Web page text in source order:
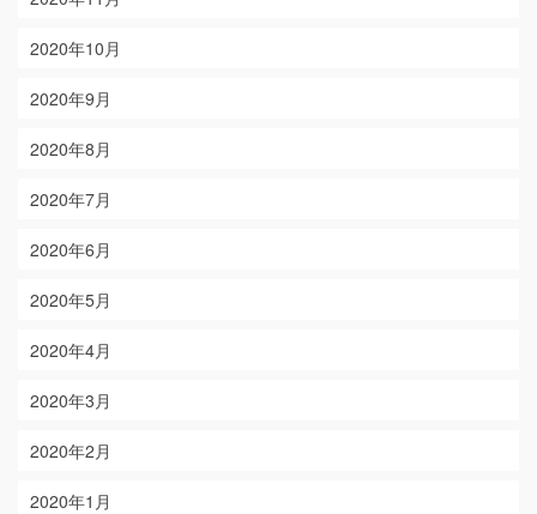
2020年10月
2020年9月
2020年8月
2020年7月
2020年6月
2020年5月
2020年4月
2020年3月
2020年2月
2020年1月